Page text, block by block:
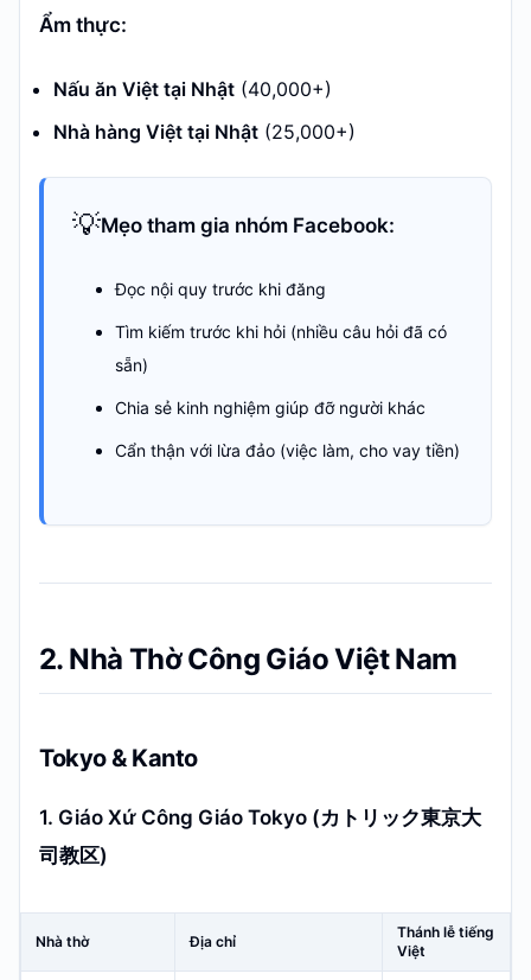
Ẩm thực:
Nấu ăn Việt tại Nhật (40,000+)
Nhà hàng Việt tại Nhật (25,000+)
💡Mẹo tham gia nhóm Facebook:
Đọc nội quy trước khi đăng
Tìm kiếm trước khi hỏi (nhiều câu hỏi đã có
sẵn)
Chia sẻ kinh nghiệm giúp đỡ người khác
Cẩn thận với lừa đảo (việc làm, cho vay tiền)
2. Nhà Thờ Công Giáo Việt Nam
Tokyo & Kanto
1. Giáo Xứ Công Giáo Tokyo (カトリック東京大
司教区)
Nhà thờ Địa chỉ
Thánh lễ tiếng
Việt